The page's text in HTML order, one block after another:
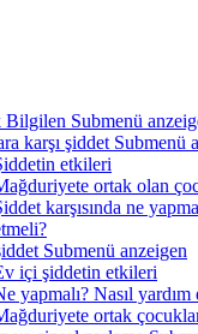
Bilgilen Submenü
karşı şiddet Submenü
etkileri
ortak olan
karşısında ne
Submenü anzeigen
içi şiddetin etkileri
yapmalı? Nasıl yardım
ortak